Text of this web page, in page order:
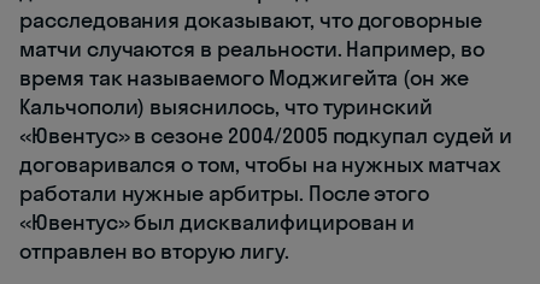
расследования доказывают, что договорные
матчи случаются в реальности. Например, во
время так называемого Моджигейта (он же
Кальчополи) выяснилось, что туринский
«Ювентус» в сезоне 2004/2005 подкупал судей и
договаривался о том, чтобы на нужных матчах
работали нужные арбитры. После этого
«Ювентус» был дисквалифицирован и
отправлен во вторую лигу.